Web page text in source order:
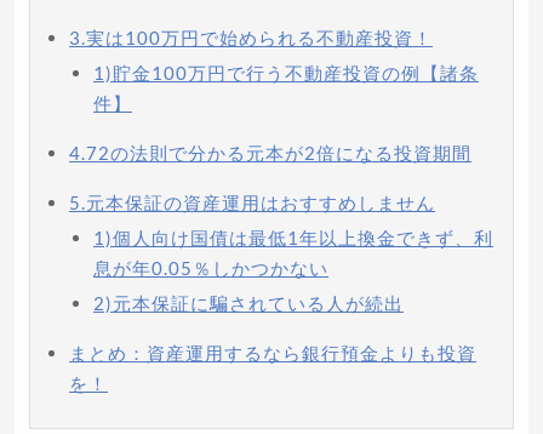
3.実は100万円で始められる不動産投資！
1)貯金100万円で行う不動産投資の例【諸条
件】
4.72の法則で分かる元本が2倍になる投資期間
5.元本保証の資産運用はおすすめしません
1)個人向け国債は最低1年以上換金できず、利
息が年0.05％しかつかない
2)元本保証に騙されている人が続出
まとめ：資産運用するなら銀行預金よりも投資
を！